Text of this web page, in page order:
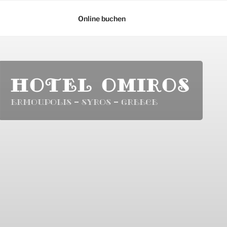
Online buchen
HOTEL OMIROS
Ermoupolis – Syros – Greece